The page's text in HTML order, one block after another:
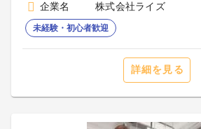
企業名
株式会社ライズ
未経験・初心者歓迎
詳細を見る